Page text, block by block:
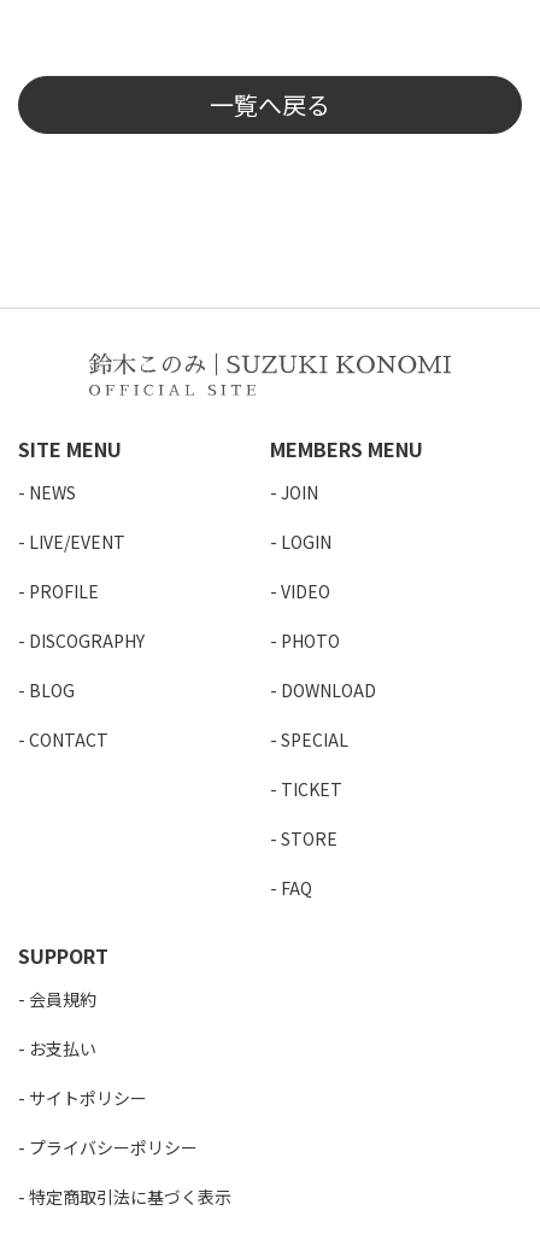
一覧へ戻る
SITE MENU
NEWS
LIVE/EVENT
PROFILE
DISCOGRAPHY
BLOG
CONTACT
MEMBERS MENU
JOIN
LOGIN
VIDEO
PHOTO
DOWNLOAD
SPECIAL
TICKET
STORE
FAQ
SUPPORT
会員規約
お支払い
サイトポリシー
プライバシーポリシー
特定商取引法に基づく表示